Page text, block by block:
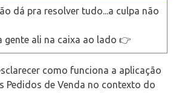
dá pra resolver tudo...a culpa não
gente ali na caixa ao lado 👉
como funciona a aplicação
Pedidos de Venda no contexto do